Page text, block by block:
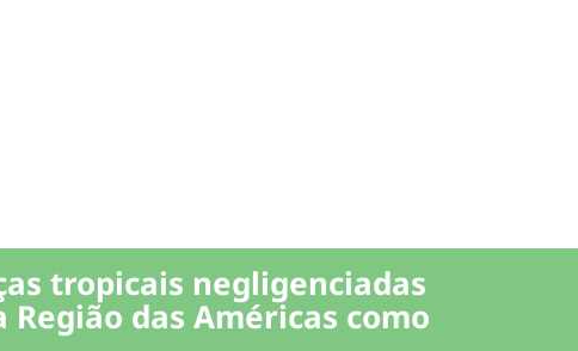
tropicais negligenciadas
das Américas como